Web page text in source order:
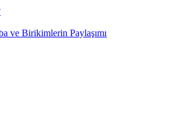
ve Birikimlerin Paylaşımı